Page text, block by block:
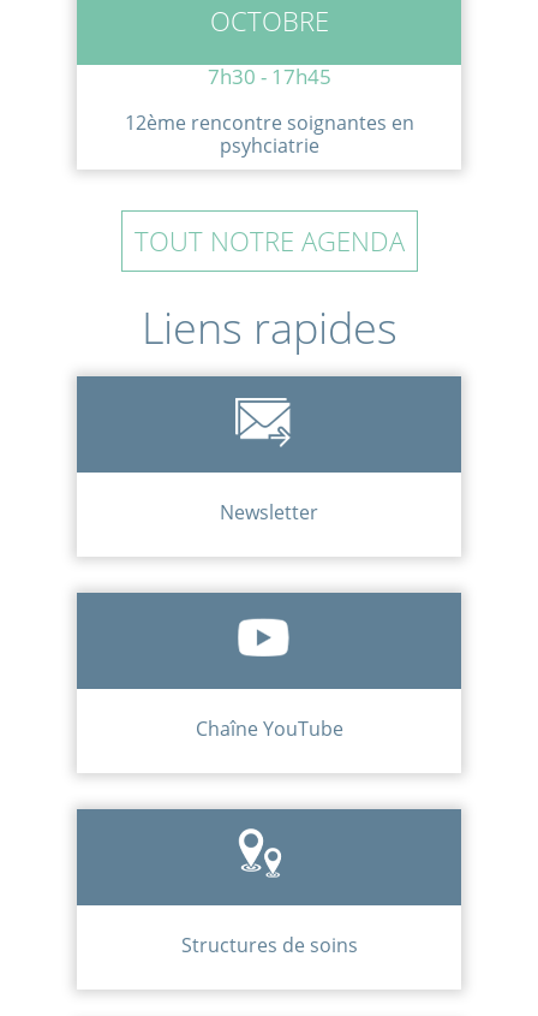
OCTOBRE
7h30 - 17h45
12ème rencontre soignantes en
psyhciatrie
TOUT NOTRE AGENDA
Liens rapides
Newsletter
Chaîne YouTube
Structures de soins